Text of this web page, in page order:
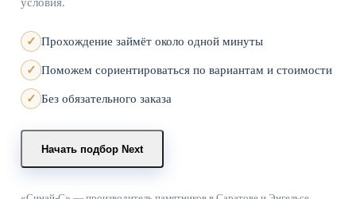
условия.
Прохождение займёт около одной минуты
Поможем сориентироваться по вариантам и стоимости
Без обязательного заказа
Начать подбор Next